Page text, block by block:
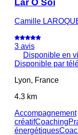
Lar Ô Soi
Camille
3 avis
Disponible en
Disponible par
Lyon, France
4.3 km
Accompagnement
créatifCoaching
énergétiques